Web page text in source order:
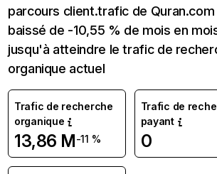
parcours client.trafic de Quran.com
baissé de -10,55 % de mois en
jusqu'à atteindre le trafic de
organique actuel
Trafic de recherche
organique
13,86 M-11 %
Trafic de
payant
0